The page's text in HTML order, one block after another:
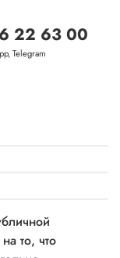
то, что
22 63 00
Telegram